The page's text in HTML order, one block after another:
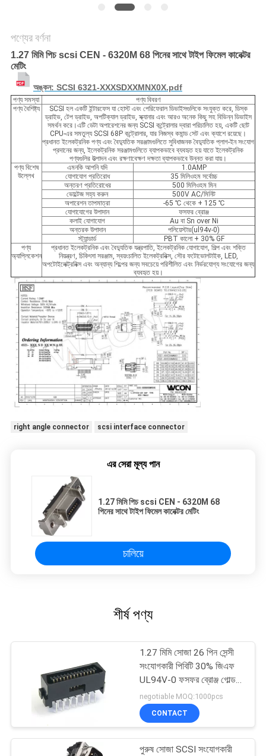
পণ্যের বর্ণনা
1.27 মিমি পিচ scsi CEN - 6320M 68 পিনের সাথে টাইপ ফিমেল কানেক্টর
মেটিং
অঙ্কন: SCSI 6321-XXXSDXXMNX0X.pdf
পণ্য সমস্যা
পণ্য বিবরণ
পণ্য বৈশিষ্ট্য
SCSI হল একটি ইন্টারফেস যা হোস্ট এবং পেরিফেরাল ডিভাইসগুলিকে সংযুক্ত করে, ডিস্ক
ড্রাইভ, টেপ ড্রাইভ, অপটিক্যাল ড্রাইভ, স্ক্যানার এবং আরও অনেক কিছু সহ বিভিন্ন ডিভাইস
সমর্থন করে।এটি ডেটা অপারেশনের জন্য SCSI কন্ট্রোলার দ্বারা পরিচালিত হয়, একটি ছোট
CPU-এর সমতুল্য SCSI 68P কন্ট্রোলার, যার নিজস্ব কমান্ড সেট এবং ক্যাশে রয়েছে।
প্রধানত ইলেকট্রনিক পণ্য এবং বৈদ্যুতিক সরঞ্জামগুলিতে সুবিধাজনক বৈদ্যুতিক প্লাগ-ইন সংযোগ
প্রদানের জন্য, ইলেকট্রনিক সরঞ্জামগুলিতে ব্যাপকভাবে ব্যবহৃত হয় যাতে ইলেকট্রনিক
পণ্যগুলির উত্পাদন এবং রক্ষণাবেক্ষণ দক্ষতা ব্যাপকভাবে উন্নত করা যায়।
পণ্য বিশেষ
উল্লেখ
এমনকি আপনি যদি
1.0AMP
যোগাযোগ প্রতিরোধ
35 মিলিওহম সর্বোচ্চ
অন্তরণ প্রতিরোধের
500 মিলিওহম মিন
ভোল্টেজ সহ্য করুন
500V AC/মিনিট
অপারেশন তাপমাত্রা
-65 ℃ থেকে + 125 ℃
যোগাযোগের উপাদান
ফসফর ব্রোঞ্জ
কলাই যোগাযোগ
Au বা Sn over Ni
অন্তরক উপাদান
পলিয়েস্টার(ul94v-0)
স্ট্যান্ডার্ড
PBT কালো + 30% GF
পণ্য
অ্যাপ্লিকেশন
প্রধানত ইলেকট্রনিক এবং বৈদ্যুতিক যন্ত্রপাতি, ইলেকট্রনিক যোগাযোগ, শিল্প এবং শক্তি
নিয়ন্ত্রণ, চিকিৎসা সরঞ্জাম, স্বয়ংচালিত ইলেকট্রনিক্স, সৌর ফটোভোলটাইক, LED,
অপটোইলেক্ট্রনিক্স এবং অন্যান্য শিল্পের জন্য সবচেয়ে পরিশীলিত এবং নির্ভরযোগ্য সংযোগের জন্য
ব্যবহৃত হয়।
right angle connector scsi interface connector
এর সেরা মূল্য পান
1.27 মিমি পিচ scsi CEN - 6320M 68
পিনের সাথে টাইপ ফিমেল কানেক্টর মেটিং
চালিয়ে
শীর্ষ পণ্য
1.27 মিমি সোজা 26 পিন সেন্সী
সংযোগকারী পিবিটি 30% জিএফ
UL94V-0 ফসফর ব্রোঞ্জ গোল্ড
ফ্ল্যাশ / এসএন
negotiable MOQ:1000pcs
CONTACT
পুরুষ সোজা SCSI সংযোগকারী